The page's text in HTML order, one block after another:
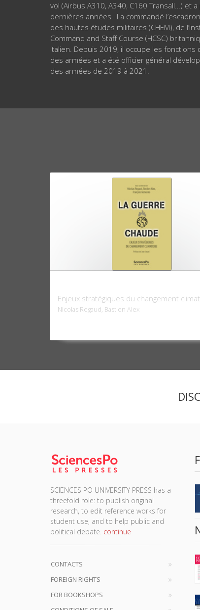
vol (Airbus A310, A340, C160 Transall…) et
dernières années. Il a commandé
des hautes études militaires (CHEM), de
Command and Staff Course (HCSC)
italien. Depuis 2019, il occupe les fonctions
des armées et a été officier général
des armées de 2019 à 2021.
Enjeux stratégiques du changement
Nicolas Regaud, Bastien Alex
SCIENCES PO UNIVERSITY PRESS has a
threefold role: to publish original
research, to edit reference works for
student use, and to help public and
political debate. continue
CONTACTS
FOREIGN RIGHTS
FOR BOOKSHOPS